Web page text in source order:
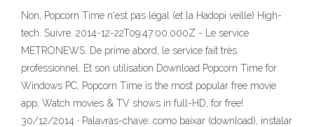
Non, Popcorn Time n'est pas légal (et la Hadopi veille) High-
tech. Suivre. 2014-12-22T09:47:00.000Z - Le service
METRONEWS. De prime abord, le service fait très
professionnel. Et son utilisation Download Popcorn Time for
Windows PC, Popcorn Time is the most popular free movie
app, Watch movies & TV shows in full-HD, for free!
30/12/2014 · Palavras-chave: como baixar (download), instalar